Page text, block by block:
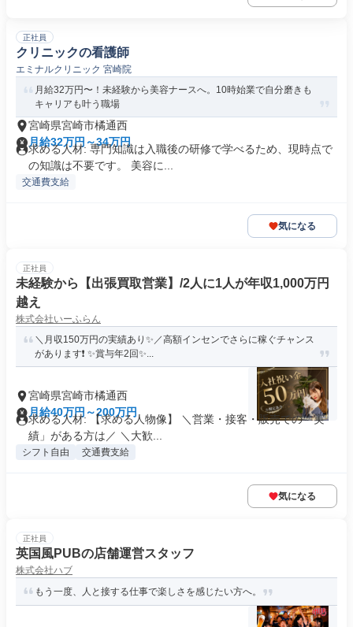
正社員
クリニックの看護師
エミナルクリニック 宮崎院
月給32万円〜！未経験から美容ナースへ。10時始業で自分磨きも
キャリアも叶う職場
宮崎県宮崎市橘通西
月給32万円～34万円
求める人材: 専門知識は入職後の研修で学べるため、現時点で
の知識は不要です。 美容に...
交通費支給
気になる
正社員
未経験から【出張買取営業】/2人に1人が年収1,000万円
越え
株式会社いーふらん
＼月収150万円の実績あり✨／高額インセンでさらに稼ぐチャンス
があります❗ ✨賞与年2回✨...
宮崎県宮崎市橘通西
月給40万円～200万円
求める人材: 【求める人物像】 ＼営業・接客・販売での「実
績」がある方は／ ＼大歓...
シフト自由 交通費支給
気になる
正社員
英国風PUBの店舗運営スタッフ
株式会社ハブ
もう一度、人と接する仕事で楽しさを感じたい方へ。